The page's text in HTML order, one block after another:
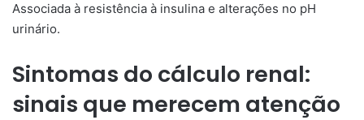
Associada à resistência à insulina e alterações no pH
urinário.
Sintomas do cálculo renal:
sinais que merecem atenção